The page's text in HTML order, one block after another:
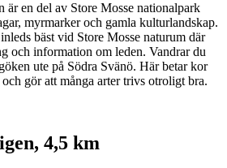
är en del av Store Mosse nationalpark
myrmarker och gamla kulturlandskap.
bäst vid Store Mosse naturum där
och information om leden. Vandrar du
ute på Södra Svänö. Här betar kor
gör att många arter trivs otroligt bra.
4,5 km